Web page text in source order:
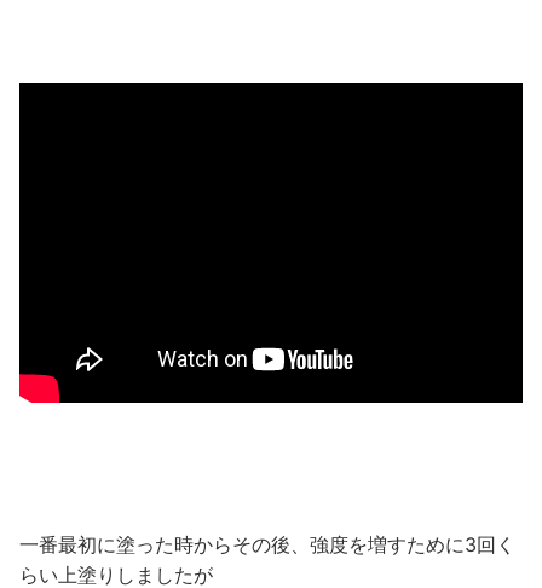
一番最初に塗った時からその後、強度を増すために3回く
らい上塗りしましたが